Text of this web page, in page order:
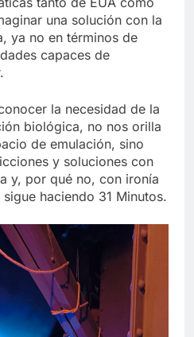
una solución con la
ya no en términos de
capaces de
la necesidad de la
biológica, no nos orilla
de emulación, sino
y soluciones con
y, por qué no, con ironía
haciendo 31 Minutos.